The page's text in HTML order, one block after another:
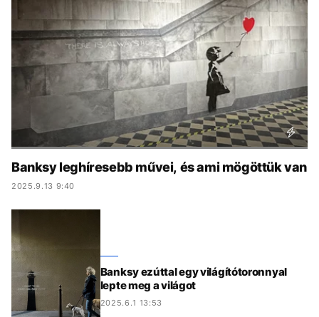
KÖZÉLET UTAZÁS
ÉLETMÓD DESIGN
BESZÉLGETÉSEK ARCOK
VIDEÓ TÖRTÉNETEK
GASZTRO
Banksy leghíresebb művei, és ami mögöttük van
2025.9.13 9:40
Banksy ezúttal egy világítótoronnyal
lepte meg a világot
2025.6.1 13:53